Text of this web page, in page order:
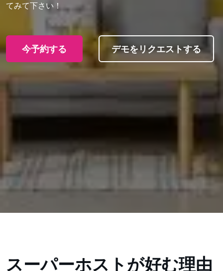
てみて下さい！
今予約する デモをリクエストする
スーパーホストが好む理由